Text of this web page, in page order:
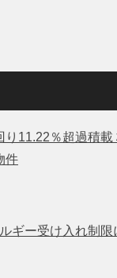
り11.22％超過積載
件
ギー受け入れ制限